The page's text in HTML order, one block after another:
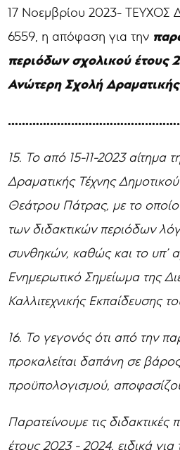
17 Νοεμβρίου 2023-
6559, η απόφαση για την
περιόδων σχολικού έτους
Ανώτερη Σχολή
15. Το από 15-11-2023 αίτημα
Δραματικής Τέχνης
Θεάτρου Πάτρας, με το οποίο
των διδακτικών περιόδων
συνθηκών, καθώς και το υπ’
Ενημερωτικό Σημείωμα της
Καλλιτεχνικής Εκπαίδευσης
16. Το γεγονός ότι από την
προκαλείται δαπάνη σε
προϋπολογισμού,
Παρατείνουμε τις διδακτικές
έτους 2023 - 2024, ειδικά για